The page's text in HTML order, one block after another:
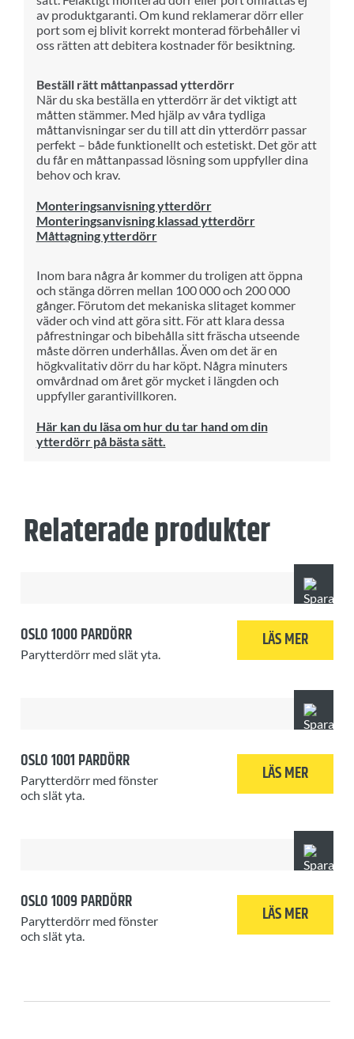
av produktgaranti. Om kund reklamerar dörr eller
port som ej blivit korrekt monterad förbehåller vi
oss rätten att debitera kostnader för besiktning.
Beställ rätt måttanpassad ytterdörr
När du ska beställa en ytterdörr är det viktigt att
måtten stämmer. Med hjälp av våra tydliga
måttanvisningar ser du till att din ytterdörr passar
perfekt – både funktionellt och estetiskt. Det gör att
du får en måttanpassad lösning som uppfyller dina
behov och krav.
Monteringsanvisning ytterdörr
Monteringsanvisning klassad ytterdörr
Måttagning ytterdörr
Inom bara några år kommer du troligen att öppna
och stänga dörren mellan 100 000 och 200 000
gånger. Förutom det mekaniska slitaget kommer
väder och vind att göra sitt. För att klara dessa
påfrestningar och bibehålla sitt fräscha utseende
måste dörren underhållas. Även om det är en
högkvalitativ dörr du har köpt. Några minuters
omvårdnad om året gör mycket i längden och
uppfyller garantivillkoren.
Här kan du läsa om hur du tar hand om din
ytterdörr på bästa sätt.
Relaterade produkter
OSLO 1000 PARDÖRR
Parytterdörr med slät yta.
LÄS MER
OSLO 1001 PARDÖRR
Parytterdörr med fönster
och slät yta.
LÄS MER
OSLO 1009 PARDÖRR
Parytterdörr med fönster
och slät yta.
LÄS MER